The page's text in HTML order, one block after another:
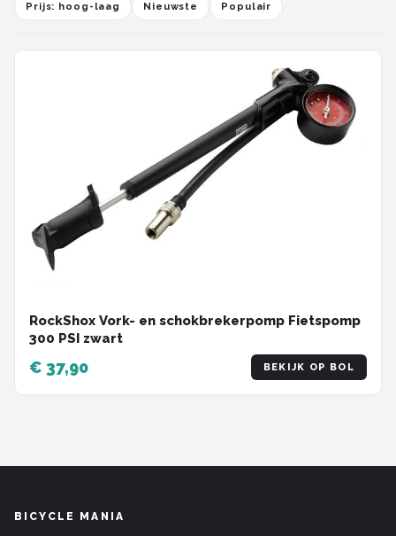
Shimano
Cortina
Prijs: hoog-laag Nieuwste Populair
RockShox Vork- en schokbrekerpomp Fietspomp
300 PSI zwart
€ 37,90 BEKIJK OP BOL
BICYCLE MANIA